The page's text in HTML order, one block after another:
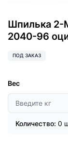
Шпилька
2040-96
ПОД ЗАКАЗ
Вес
Количество: 0